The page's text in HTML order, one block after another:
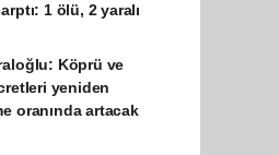
1 ölü, 2 yaralı
Köprü ve
yeniden
oranında artacak